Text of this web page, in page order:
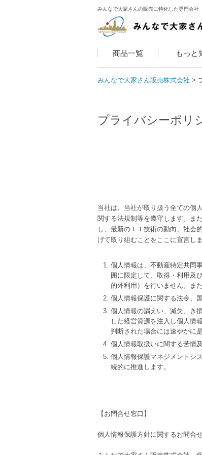
みんなで大家さんの販売に特化した専門会社
商品一覧 もっと
みんなで大家さん販売株式会社
プライバシーポリ
当社は、当社が取り扱う全ての個
関する法規制等を遵守します。ま
し、最新のＩＴ技術の動向、社会
げて取り組むことをここに宣言しま
個人情報は、不動産特定共同
囲に限定して、取得・利用及
的外利用）を行いません。ま
個人情報保護に関する法令、
個人情報の漏えい、滅失、き
した経営資源を注入し個人情
判断された場合には速やかに
個人情報取扱いに関する苦情
個人情報保護マネジメントシ
続的に推進します。
【お問合せ窓口】
個人情報保護方針に関するお問合